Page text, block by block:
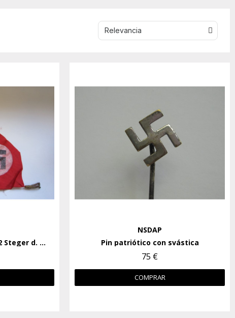
Banda conmemorativa "2 Steger d. gr. Internat."
NSDAP
Pin patriótico con svástica
75 €
COMPRAR